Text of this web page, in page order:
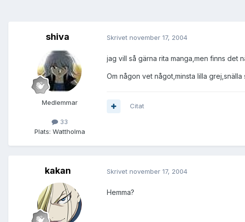
shiva
Medlemmar
33
Plats: Wattholma
Skrivet november 17, 2004
jag vill så gärna rita manga,men finns det
Om någon vet något,minsta lilla grej,snälla
Citat
kakan Skrivet november 17, 2004
Hemma?